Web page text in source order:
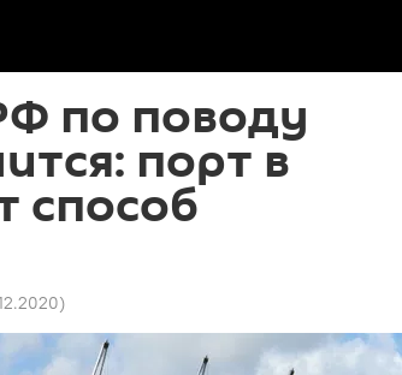
по поводу
порт в
способ
)